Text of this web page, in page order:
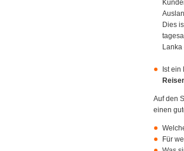
Dies
Ist ein
Auf den
einen
Für